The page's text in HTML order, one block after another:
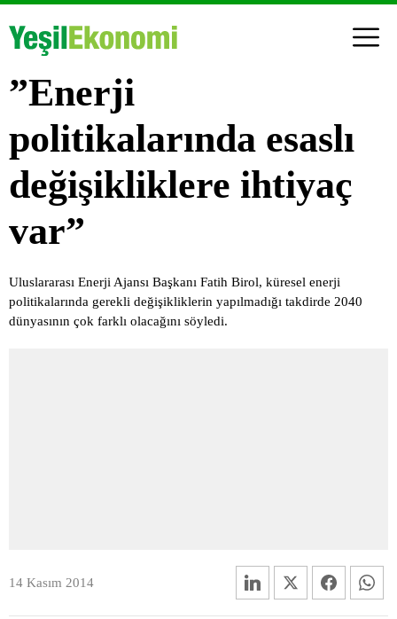
”Enerji
politikalarında esaslı
değişikliklere ihtiyaç
var”
Uluslararası Enerji Ajansı Başkanı Fatih Birol, küresel enerji
politikalarında gerekli değişikliklerin yapılmadığı takdirde 2040
dünyasının çok farklı olacağını söyledi.
14 Kasım 2014